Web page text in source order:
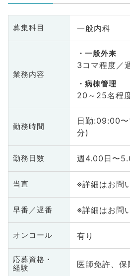
募集科目 一般内科
業務内容
一般外来
3コマ程度／
病棟管理
20～25名程
勤務時間
日勤:09:00
分)
勤務日数 週4.00日〜
当直 ※詳細はお問
早番／遅番 ※詳細はお問
オンコール 有り
応募資格・
経験
医師免許、保